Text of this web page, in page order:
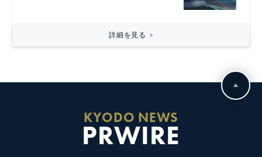
詳細を見る
KYODO NEWS
PRWIRE